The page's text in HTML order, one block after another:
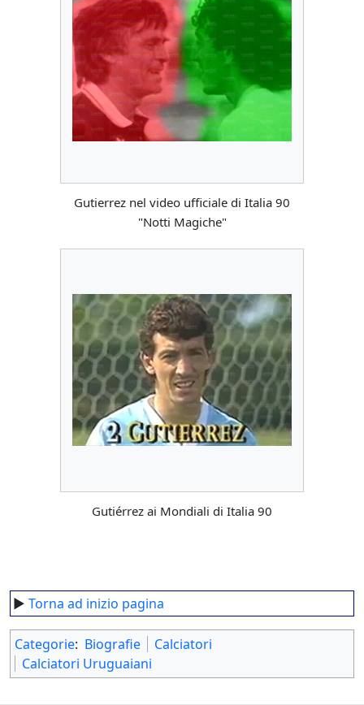
Gutierrez nel video ufficiale di Italia 90
"Notti Magiche"
Gutiérrez ai Mondiali di Italia 90
► Torna ad inizio pagina
Categorie: Biografie
Calciatori
Calciatori Uruguaiani